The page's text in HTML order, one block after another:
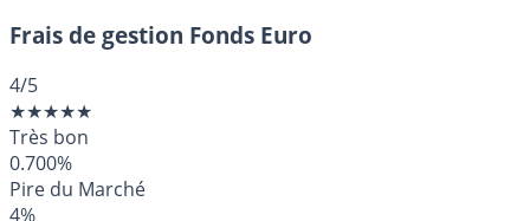
Frais de gestion Fonds Euro
4/5
★★★★★
Très bon
0.700%
Pire du Marché
4%